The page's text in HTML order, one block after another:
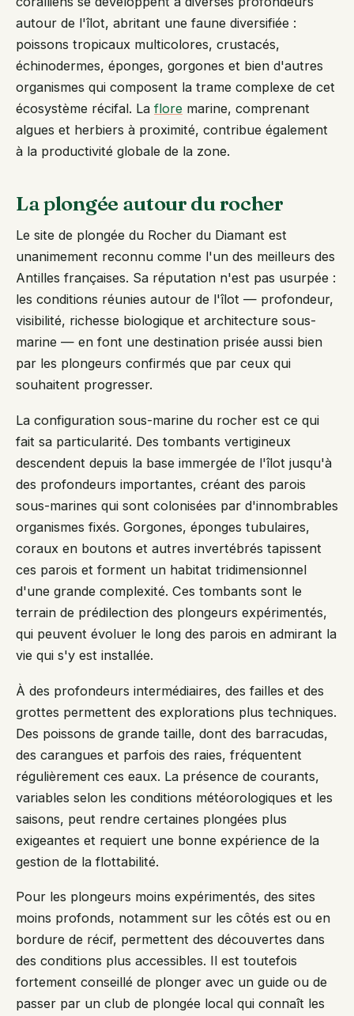
autour de l'îlot, abritant une faune diversifiée :
poissons tropicaux multicolores, crustacés,
échinodermes, éponges, gorgones et bien d'autres
organismes qui composent la trame complexe de cet
écosystème récifal. La flore marine, comprenant
algues et herbiers à proximité, contribue également
à la productivité globale de la zone.
La plongée autour du rocher
Le site de plongée du Rocher du Diamant est
unanimement reconnu comme l'un des meilleurs des
Antilles françaises. Sa réputation n'est pas usurpée :
les conditions réunies autour de l'îlot — profondeur,
visibilité, richesse biologique et architecture sous-
marine — en font une destination prisée aussi bien
par les plongeurs confirmés que par ceux qui
souhaitent progresser.
La configuration sous-marine du rocher est ce qui
fait sa particularité. Des tombants vertigineux
descendent depuis la base immergée de l'îlot jusqu'à
des profondeurs importantes, créant des parois
sous-marines qui sont colonisées par d'innombrables
organismes fixés. Gorgones, éponges tubulaires,
coraux en boutons et autres invertébrés tapissent
ces parois et forment un habitat tridimensionnel
d'une grande complexité. Ces tombants sont le
terrain de prédilection des plongeurs expérimentés,
qui peuvent évoluer le long des parois en admirant la
vie qui s'y est installée.
À des profondeurs intermédiaires, des failles et des
grottes permettent des explorations plus techniques.
Des poissons de grande taille, dont des barracudas,
des carangues et parfois des raies, fréquentent
régulièrement ces eaux. La présence de courants,
variables selon les conditions météorologiques et les
saisons, peut rendre certaines plongées plus
exigeantes et requiert une bonne expérience de la
gestion de la flottabilité.
Pour les plongeurs moins expérimentés, des sites
moins profonds, notamment sur les côtés est ou en
bordure de récif, permettent des découvertes dans
des conditions plus accessibles. Il est toutefois
fortement conseillé de plonger avec un guide ou de
passer par un club de plongée local qui connaît les